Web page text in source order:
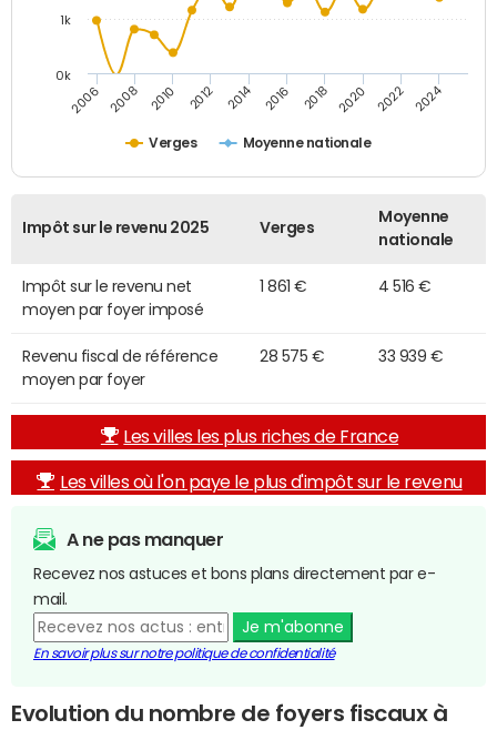
Verges Moyenne nationale
2006 2008 2010 2012 2014 2016 2018 2020 2022 2024
0k
1k
Impôt sur le revenu 2025 Verges
Moyenne
nationale
Impôt sur le revenu net
moyen par foyer imposé
1 861 € 4 516 €
Revenu fiscal de référence
moyen par foyer
28 575 € 33 939 €
Les villes les plus riches de France
Les villes où l'on paye le plus d'impôt sur le revenu
A ne pas manquer
Recevez nos astuces et bons plans directement par e-
mail.
Je m'abonne
En savoir plus sur notre politique de confidentialité
Evolution du nombre de foyers fiscaux à